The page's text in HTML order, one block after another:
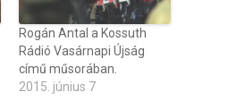
Rogán Antal a Kossuth
Rádió Vasárnapi Újság
című műsorában.
2015. június 7